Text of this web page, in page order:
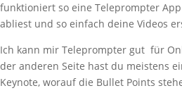
funktioniert so eine Teleprompter
abliest und so einfach deine Videos
Ich kann mir Teleprompter gut für
der anderen Seite hast du meistens
Keynote, worauf die Bullet Points